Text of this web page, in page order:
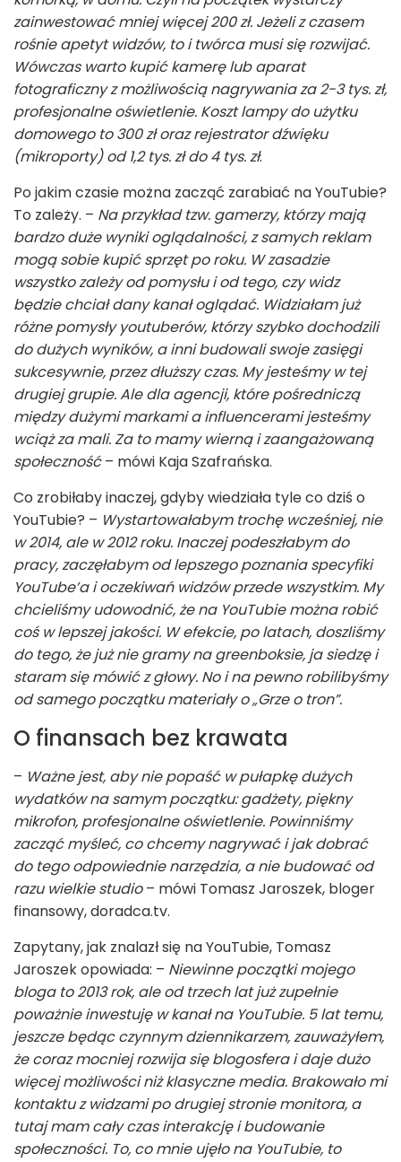
zainwestować mniej więcej 200 zł. Jeżeli z czasem
rośnie apetyt widzów, to i twórca musi się rozwijać.
Wówczas warto kupić kamerę lub aparat
fotograficzny z możliwością nagrywania za 2-3 tys. zł,
profesjonalne oświetlenie. Koszt lampy do użytku
domowego to 300 zł oraz rejestrator dźwięku
(mikroporty) od 1,2 tys. zł do 4 tys. zł.
Po jakim czasie można zacząć zarabiać na YouTubie?
To zależy. – Na przykład tzw. gamerzy, którzy mają
bardzo duże wyniki oglądalności, z samych reklam
mogą sobie kupić sprzęt po roku. W zasadzie
wszystko zależy od pomysłu i od tego, czy widz
będzie chciał dany kanał oglądać. Widziałam już
różne pomysły youtuberów, którzy szybko dochodzili
do dużych wyników, a inni budowali swoje zasięgi
sukcesywnie, przez dłuższy czas. My jesteśmy w tej
drugiej grupie. Ale dla agencji, które pośredniczą
między dużymi markami a influencerami jesteśmy
wciąż za mali. Za to mamy wierną i zaangażowaną
społeczność– mówi Kaja Szafrańska.
Co zrobiłaby inaczej, gdyby wiedziała tyle co dziś o
YouTubie? – Wystartowałabym trochę wcześniej, nie
w 2014, ale w 2012 roku. Inaczej podeszłabym do
pracy, zaczęłabym od lepszego poznania specyfiki
YouTube’a i oczekiwań widzów przede wszystkim. My
chcieliśmy udowodnić, że na YouTubie można robić
coś w lepszej jakości. W efekcie, po latach, doszliśmy
do tego, że już nie gramy na greenboksie, ja siedzę i
staram się mówić z głowy. No i na pewno robilibyśmy
od samego początku materiały o „Grze o tron”.
O finansach bez krawata
– Ważne jest, aby nie popaść w pułapkę dużych
wydatków na samym początku: gadżety, piękny
mikrofon, profesjonalne oświetlenie. Powinniśmy
zacząć myśleć, co chcemy nagrywać i jak dobrać
do tego odpowiednie narzędzia, a nie budować od
razu wielkie studio– mówi Tomasz Jaroszek, bloger
finansowy, doradca.tv.
Zapytany, jak znalazł się na YouTubie, Tomasz
Jaroszek opowiada: – Niewinne początki mojego
bloga to 2013 rok, ale od trzech lat już zupełnie
poważnie inwestuję w kanał na YouTubie. 5 lat temu,
jeszcze będąc czynnym dziennikarzem, zauważyłem,
że coraz mocniej rozwija się blogosfera i daje dużo
więcej możliwości niż klasyczne media. Brakowało mi
kontaktu z widzami po drugiej stronie monitora, a
tutaj mam cały czas interakcję i budowanie
społeczności. To, co mnie ujęło na YouTubie, to